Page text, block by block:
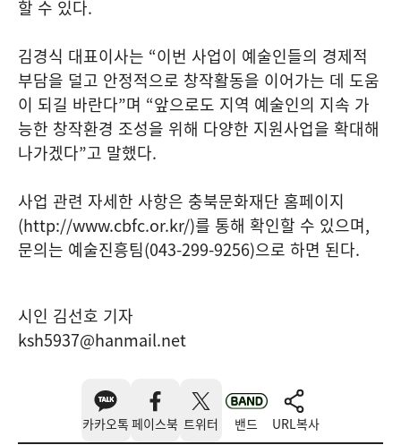
할 수 있다.
김경식 대표이사는 “이번 사업이 예술인들의 경제적
부담을 덜고 안정적으로 창작활동을 이어가는 데 도움
이 되길 바란다”며 “앞으로도 지역 예술인의 지속 가
능한 창작환경 조성을 위해 다양한 지원사업을 확대해
나가겠다”고 말했다.
사업 관련 자세한 사항은 충북문화재단 홈페이지
(http://www.cbfc.or.kr/)를 통해 확인할 수 있으며,
문의는 예술진흥팀(043-299-9256)으로 하면 된다.
시인 김선호 기자
ksh5937@hanmail.net
카카오톡 페이스북 트위터 밴드 URL복사